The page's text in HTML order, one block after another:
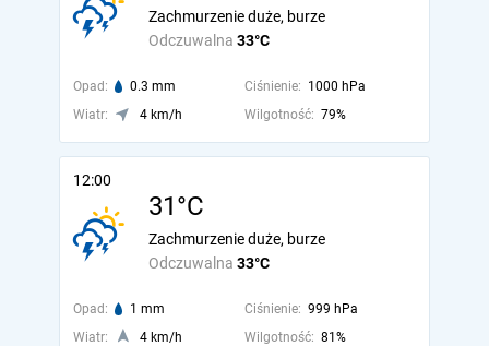
Odczuwalna 33°C
Zachmurzenie duże, burze
Opad: 0.3 mm Ciśnienie: 1000 hPa
Wiatr:
4 km/h Wilgotność: 79%
12:00
31°C
Odczuwalna 33°C
Zachmurzenie duże, burze
Opad: 1 mm Ciśnienie: 999 hPa
Wiatr:
4 km/h Wilgotność: 81%